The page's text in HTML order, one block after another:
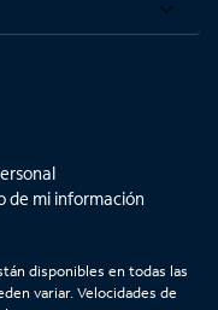
de mi información
disponibles en todas las
variar. Velocidades de